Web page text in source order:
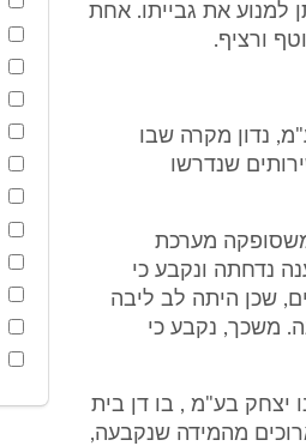
למנוע את גבייתו. אחת
ורציף.
בע"מ, נדון מקרה שבו
שנדרשו
מערכת
נדחתה ונקבע כי
שכן היתה לב ליבה
משכך, נקבע כי
נ' בנו יצחק בע"מ , בו דן בית
מהמידה שנקבעה,